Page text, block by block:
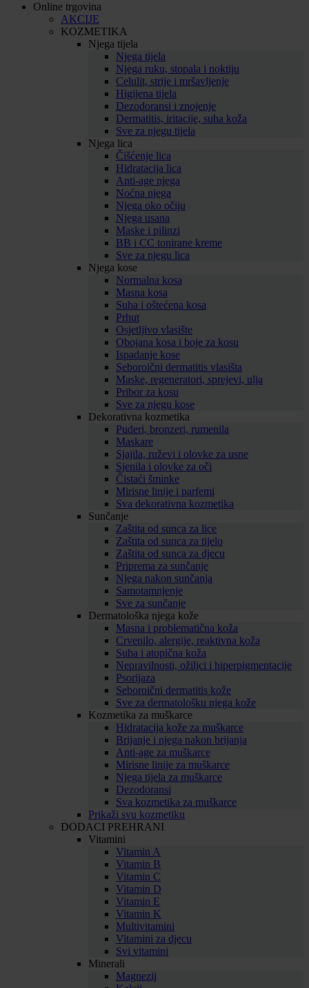
Online trgovina
AKCIJE
KOZMETIKA
Njega tijela
Njega tijela
Njega ruku, stopala i noktiju
Celulit, strije i mršavljenje
Higijena tijela
Dezodoransi i znojenje
Dermatitis, iritacije, suha koža
Sve za njegu tijela
Njega lica
Čišćenje lica
Hidratacija lica
Anti-age njega
Noćna njega
Njega oko očiju
Njega usana
Maske i pilinzi
BB i CC tonirane kreme
Sve za njegu lica
Njega kose
Normalna kosa
Masna kosa
Suha i oštećena kosa
Prhut
Osjetljivo vlasište
Obojana kosa i boje za kosu
Ispadanje kose
Seboroični dermatitis vlasišta
Maske, regeneratori, sprejevi, ulja
Pribor za kosu
Sve za njegu kose
Dekorativna kozmetika
Puderi, bronzeri, rumenila
Maskare
Sjajila, ruževi i olovke za usne
Sjenila i olovke za oči
Čistaći šminke
Mirisne linije i parfemi
Sva dekorativna kozmetika
Sunčanje
Zaštita od sunca za lice
Zaštita od sunca za tijelo
Zaštita od sunca za djecu
Priprema za sunčanje
Njega nakon sunčanja
Samotamnjenje
Sve za sunčanje
Dermatološka njega kože
Masna i problematična koža
Crvenilo, alergije, reaktivna koža
Suha i atopična koža
Nepravilnosti, ožiljci i hiperpigmentacije
Psorijaza
Seboroični dermatitis kože
Sve za dermatološku njega kože
Kozmetika za muškarce
Hidratacija kože za muškarce
Brijanje i njega nakon brijanja
Anti-age za muškarce
Mirisne linije za muškarce
Njega tijela za muškarce
Dezodoransi
Sva kozmetika za muškarce
Prikaži svu kozmetiku
DODACI PREHRANI
Vitamini
Vitamin A
Vitamin B
Vitamin C
Vitamin D
Vitamin E
Vitamin K
Multivitamini
Vitamini za djecu
Svi vitamini
Minerali
Magnezij